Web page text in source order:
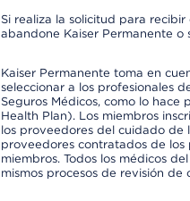
Si realiza la solicitud para
abandone Kaiser Permanente o
Kaiser Permanente toma en
seleccionar a los profesionales
Seguros Médicos, como lo
Health Plan). Los miembros
los proveedores del cuidado de
proveedores contratados de los
miembros. Todos los médicos
mismos procesos de revisión de